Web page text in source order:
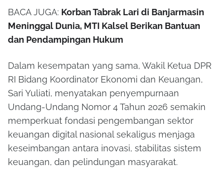
BACA JUGA: Korban Tabrak Lari di Banjarmasin
Meninggal Dunia, MTI Kalsel Berikan Bantuan
dan Pendampingan Hukum
Dalam kesempatan yang sama, Wakil Ketua DPR
RI Bidang Koordinator Ekonomi dan Keuangan,
Sari Yuliati, menyatakan penyempurnaan
Undang-Undang Nomor 4 Tahun 2026 semakin
memperkuat fondasi pengembangan sektor
keuangan digital nasional sekaligus menjaga
keseimbangan antara inovasi, stabilitas sistem
keuangan, dan pelindungan masyarakat.